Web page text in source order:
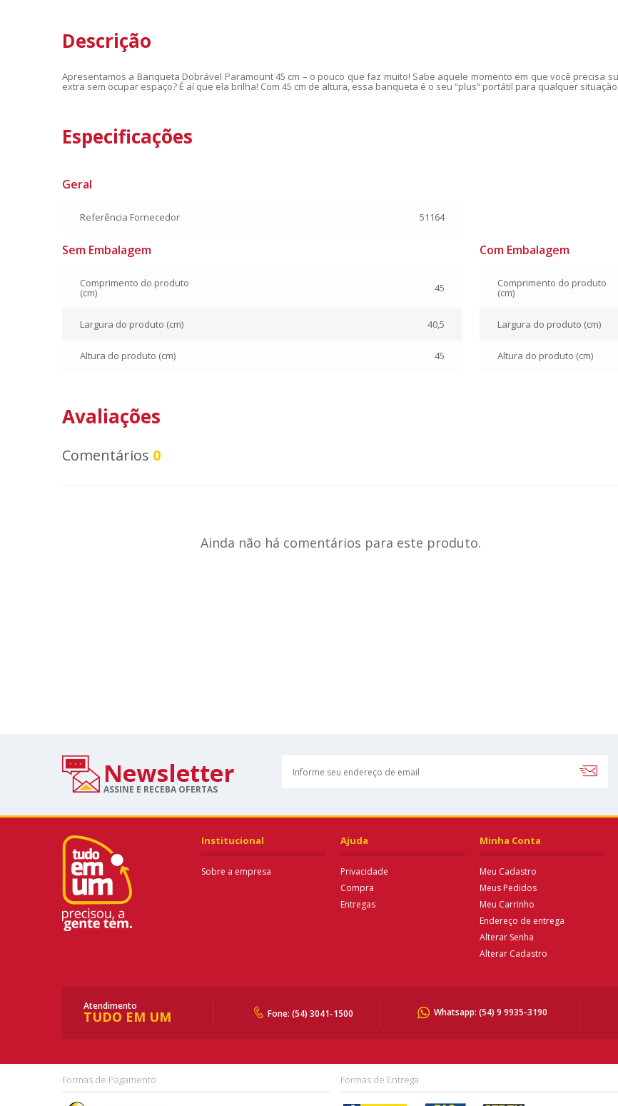
Descrição
Apresentamos a Banqueta Dobrável Paramount 45 cm – o pouco que faz muito! Sabe aquele momento em que você precisa
extra sem ocupar espaço? É aí que ela brilha! Com 45 cm de altura, essa banqueta é o seu “plus” portátil para qualquer situação.
Especificações
Geral
Referência Fornecedor 51164
Sem Embalagem
Comprimento do produto
(cm) 45
Largura do produto (cm) 40,5
Altura do produto (cm) 45
Com Embalagem
Comprimento do produto
(cm)
Largura do produto (cm)
Altura do produto (cm)
Avaliações
Comentários 0
Ainda não há comentários para este produto.
Newsletter
ASSINE E RECEBA OFERTAS
Institucional
Sobre a empresa
Ajuda
Privacidade
Compra
Entregas
Minha Conta
Meu Cadastro
Meus Pedidos
Meu Carrinho
Endereço de entrega
Alterar Senha
Alterar Cadastro
Atendimento
TUDO EM UM Fone: (54) 3041-1500 Whatsapp: (54) 9 9935-3190
Formas de Pagamento Formas de Entrega